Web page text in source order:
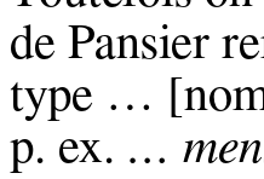
de Pansier
type …
p. ex. …